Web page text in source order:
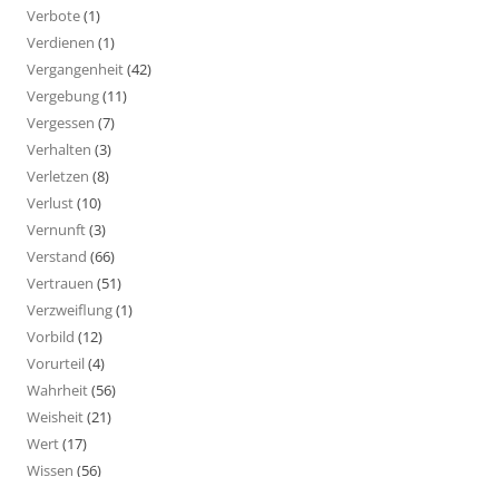
Verbote(1)
Verdienen (1)
Vergangenheit(42)
Vergebung(11)
Vergessen (7)
Verhalten (3)
Verletzen (8)
Verlust(10)
Vernunft(3)
Verstand (66)
Vertrauen (51)
Verzweiflung(1)
Vorbild (12)
Vorurteil(4)
Wahrheit(56)
Weisheit(21)
Wert(17)
Wissen (56)